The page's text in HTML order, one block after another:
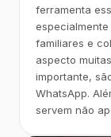
ferramenta
familiares e
aspecto
importante,
WhatsApp.
servem não